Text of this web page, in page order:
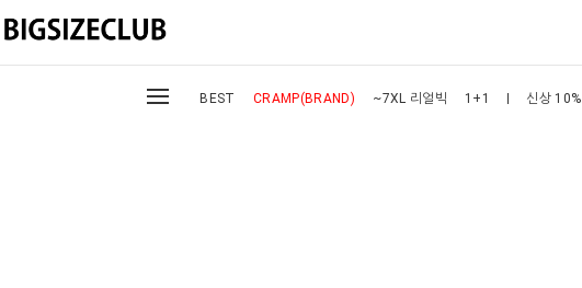
BEST CRAMP(BRAND) ~7XL 리얼빅 1+1 신상 10%